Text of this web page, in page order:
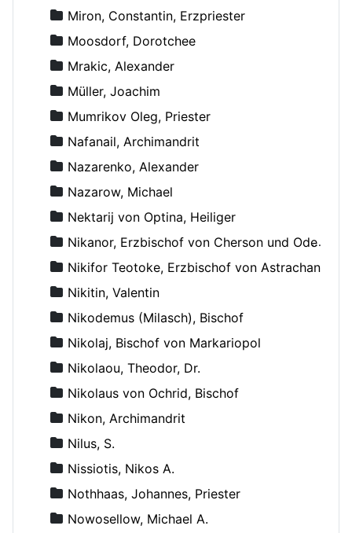
Miron, Constantin, Erzpriester
Moosdorf, Dorotchee
Mrakic, Alexander
Müller, Joachim
Mumrikov Oleg, Priester
Nafanail, Archimandrit
Nazarenko, Alexander
Nazarow, Michael
Nektarij von Optina, Heiliger
Nikanor, Erzbischof von Cherson und Odessa
Nikifor Teotoke, Erzbischof von Astrachan
Nikitin, Valentin
Nikodemus (Milasch), Bischof
Nikolaj, Bischof von Markariopol
Nikolaou, Theodor, Dr.
Nikolaus von Ochrid, Bischof
Nikon, Archimandrit
Nilus, S.
Nissiotis, Nikos A.
Nothhaas, Johannes, Priester
Nowosellow, Michael A.